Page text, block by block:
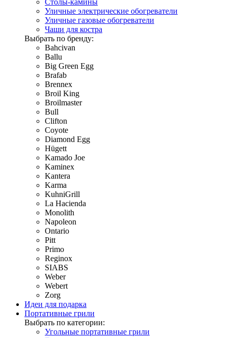
Уличные электрические обогреватели
Уличные газовые обогреватели
Чаши для костра
Выбрать по бренду:
Bahcivan
Ballu
Big Green Egg
Brafab
Brennex
Broil King
Broilmaster
Bull
Clifton
Coyote
Diamond Egg
Hügett
Kamado Joe
Kaminex
Kantera
Karma
KuhniGrill
La Hacienda
Monolith
Napoleon
Ontario
Pitt
Primo
Reginox
SIABS
Weber
Webert
Zorg
Идеи для подарка
Портативные грили
Выбрать по категории:
Угольные портативные грили